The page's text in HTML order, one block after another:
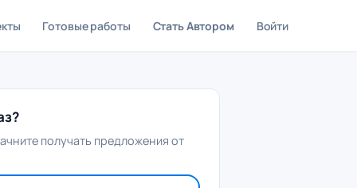
Готовые работы Стать Автором Войти
получать предложения от